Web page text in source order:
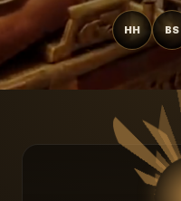
HH BS
Interaktives Mini-
Kurzes interaktives